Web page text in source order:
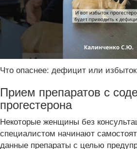
Что опаснее: дефицит или избыток
Прием препаратов с
прогестерона
Некоторые женщины без
специалистом начинают
данные препараты с целью